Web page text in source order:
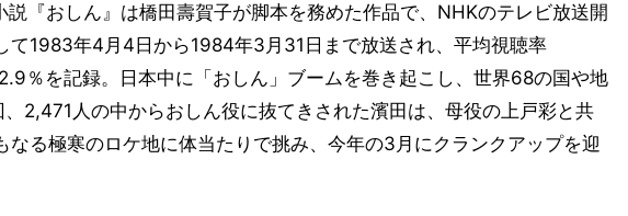
説『おしん』は橋田壽賀子が脚本を務めた作品で、NHKのテレビ放送開
て1983年4月4日から1984年3月31日まで放送され、平均視聴率
％を記録。日本中に「おしん」ブームを巻き起こし、世界68の国や地
2,471人の中からおしん役に抜てきされた濱田は、母役の上戸彩と共
る極寒のロケ地に体当たりで挑み、今年の3月にクランクアップを迎